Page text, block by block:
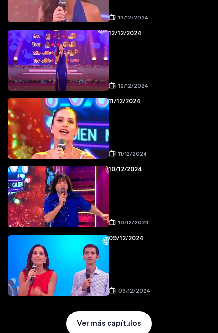
13/12/2024
12/12/2024
12/12/2024
11/12/2024
11/12/2024
10/12/2024
10/12/2024
09/12/2024
09/12/2024
Ver más capítulos